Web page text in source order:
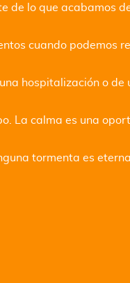
lo que acabamos
cuando
hospitalización o
La calma es una
tormenta es